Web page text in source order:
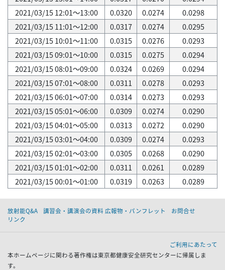
2021/03/15 12:01～13:00
0.0320 0.0274
0.0298
2021/03/15 11:01～12:00
0.0317 0.0274
0.0295
2021/03/15 10:01～11:00
0.0315 0.0276
0.0293
2021/03/15 09:01～10:00
0.0315 0.0275
0.0294
2021/03/15 08:01～09:00
0.0324 0.0269
0.0294
2021/03/15 07:01～08:00
0.0311 0.0278
0.0293
2021/03/15 06:01～07:00
0.0314 0.0273
0.0293
2021/03/15 05:01～06:00
0.0309 0.0274
0.0290
2021/03/15 04:01～05:00
0.0313 0.0272
0.0290
2021/03/15 03:01～04:00
0.0309 0.0274
0.0293
2021/03/15 02:01～03:00
0.0305 0.0268
0.0290
2021/03/15 01:01～02:00
0.0311 0.0261
0.0289
2021/03/15 00:01～01:00
0.0319 0.0263 0.0289
放射能Q&A 講習会・講演会の資料 広報物・パンフレット
お問合せ
リンク
ご利用にあたって
本ホームページに関わる著作権は東京都健康安全研究センターに帰属しま
す。